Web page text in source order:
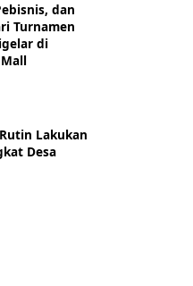
dan
Turnamen
di
Lakukan
Desa